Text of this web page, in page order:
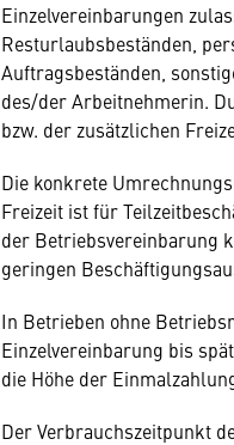
Einzelvereinbarungen
Resturlaubsbeständen,
Auftragsbeständen,
des/der Arbeitnehmerin.
bzw. der zusätzlichen
Die konkrete
Freizeit ist für
der Betriebsvereinbarung
geringen
In Betrieben ohne
Einzelvereinbarung bis
die Höhe der
Der Verbrauchszeitpunkt